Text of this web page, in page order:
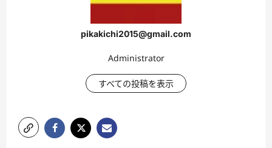
pikakichi2015@gmail.com
Administrator
すべての投稿を表示